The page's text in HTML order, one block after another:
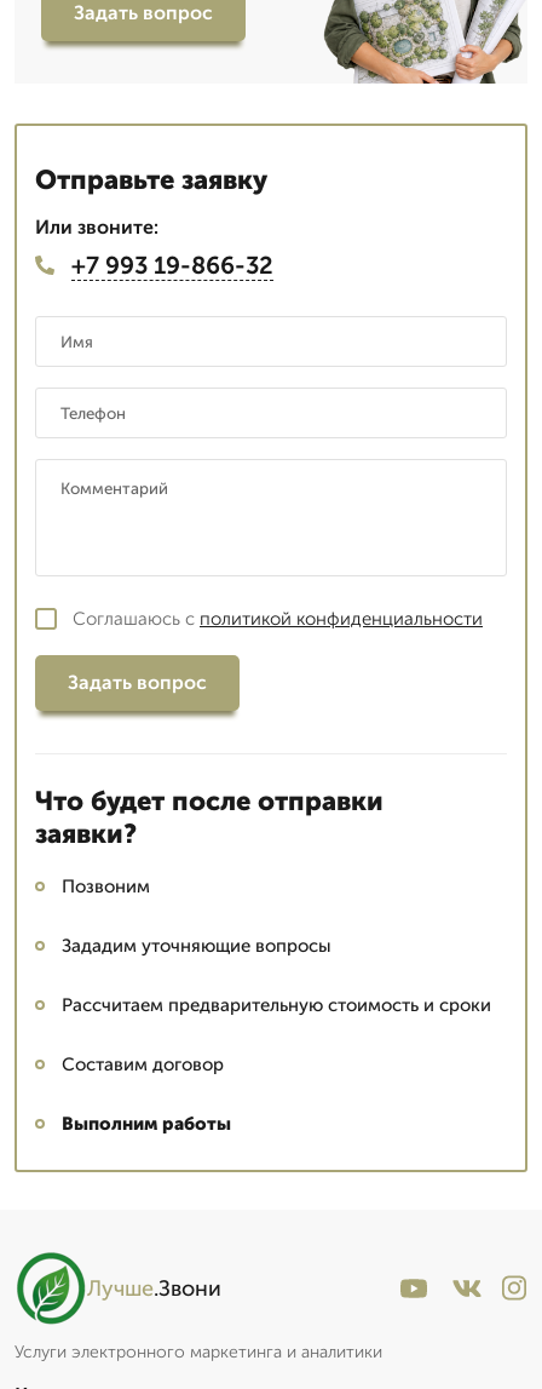
Задать вопрос
Отправьте заявку
Или звоните:
+7 993 19-866-32
Соглашаюсь с политикой конфиденциальности
Задать вопрос
Что будет после отправки
заявки?
Позвоним
Зададим уточняющие вопросы
Рассчитаем предварительную стоимость и сроки
Составим договор
Выполним работы
Лучше.Звони
Услуги электронного маркетинга и аналитики